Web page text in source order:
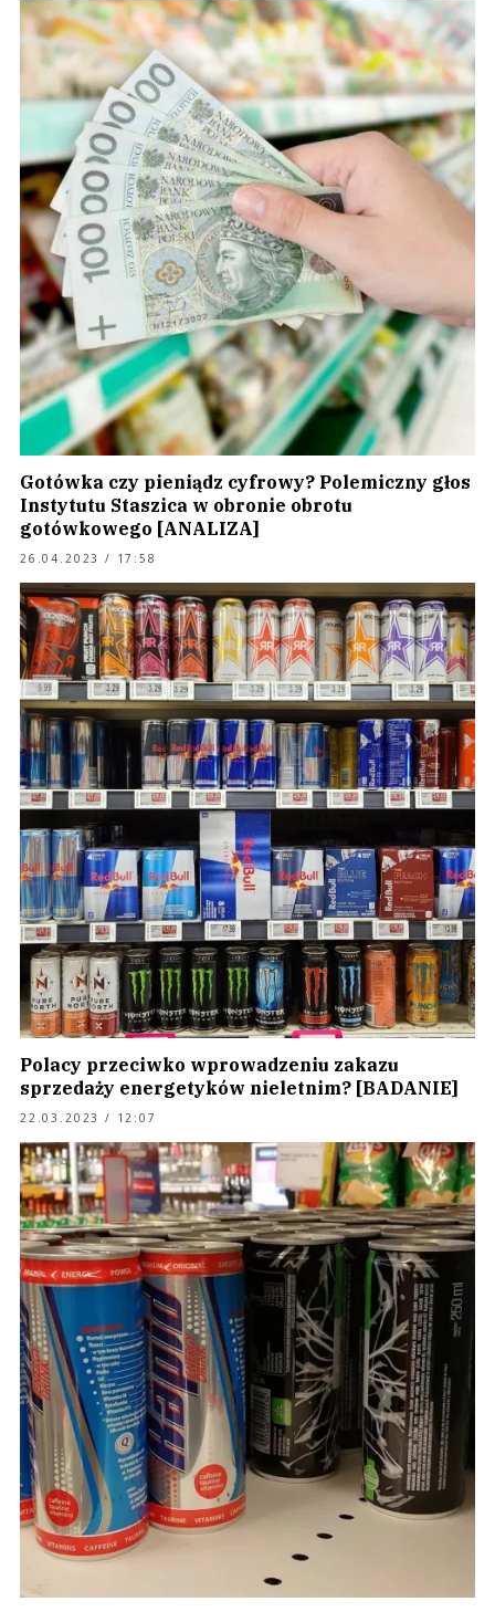
Gotówka czy pieniądz cyfrowy? Polemiczny głos
Instytutu Staszica w obronie obrotu
gotówkowego [ANALIZA]
26.04.2023 / 17:58
Polacy przeciwko wprowadzeniu zakazu
sprzedaży energetyków nieletnim? [BADANIE]
22.03.2023 / 12:07